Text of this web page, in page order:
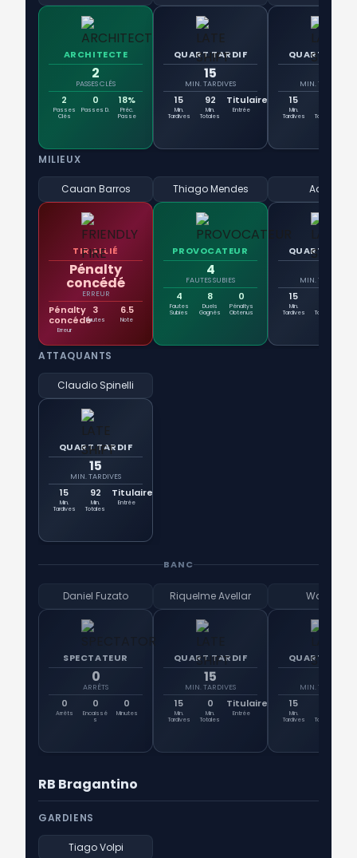
ARCHITECTE
2
PASSES CLÉS
2
Passes
Clés
0
Passes D.
18%
Préc.
Passe
QUART TARDIF
15
MIN. TARDIVES
15
Min.
Tardives
92
Min.
Totales
Titulaire
Entrée
QUART
MIN. TARDIVES
15
Min.
Tardives
Totales
MILIEUX
Cauan Barros
TIR ALLIÉ
Pénalty
concédé
ERREUR
Pénalty
concédé
Erreur
3
Fautes
6.5
Note
Thiago Mendes
PROVOCATEUR
4
FAUTES SUBIES
4
Fautes
Subies
8
Duels
Gagnés
0
Pénaltys
Obtenus
Adson
QUART
MIN. TARDIVES
15
Min.
Tardives
Totales
ATTAQUANTS
Claudio Spinelli
QUART TARDIF
15
MIN. TARDIVES
15
Min.
Tardives
92
Min.
Totales
Titulaire
Entrée
BANC
Daniel Fuzato
SPECTATEUR
0
ARRÊTS
0
Arrêts
0
Encaissé
s
0
Minutes
Riquelme Avellar
QUART TARDIF
15
MIN. TARDIVES
15
Min.
Tardives
0
Min.
Totales
Titulaire
Entrée
Walace
QUART
MIN. TARDIVES
15
Min.
Tardives
Totales
RB Bragantino
GARDIENS
Tiago Volpi